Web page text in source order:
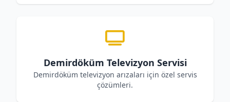
Demirdöküm Televizyon Servisi
Demirdöküm televizyon arızaları için özel servis
çözümleri.